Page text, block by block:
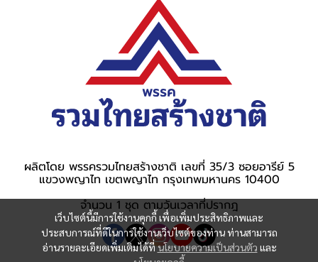
เว็บไซต์นี้มีการใช้งานคุกกี้ เพื่อเพิ่มประสิทธิภาพและ
ประสบการณ์ที่ดีในการใช้งานเว็บไซต์ของท่าน ท่านสามารถ
อ่านรายละเอียดเพิ่มเติมได้ที่นโยบายความเป็นส่วนตัว และ
ผลิตโดย พรรครวมไทยสร้างชาติ เลขที่ 35/3 ซอยอารีย์ 5
แขวงพญาไท เขตพญาไท กรุงเทพมหานคร 10400
จำนวน 1 ชุด ตามวันเวลาที่ปรากฎ